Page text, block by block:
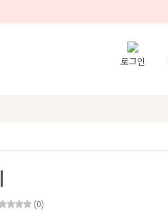
로그인
(0)